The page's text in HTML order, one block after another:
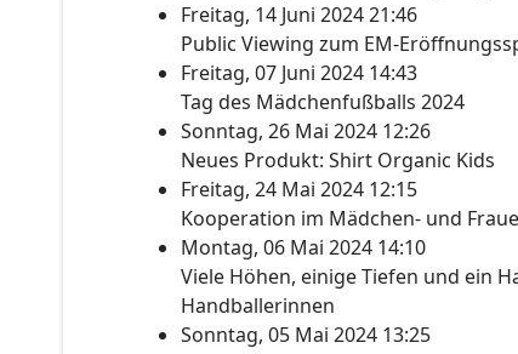
Freitag, 14 Juni 2024 21:46
Public Viewing zum EM-
Freitag, 07 Juni 2024 14:43
Tag des Mädchenfußballs 2024
Sonntag, 26 Mai 2024 12:26
Neues Produkt: Shirt Organic Kids
Freitag, 24 Mai 2024 12:15
Kooperation im Mädchen- und
Montag, 06 Mai 2024 14:10
Viele Höhen, einige Tiefen und ein
Handballerinnen
Sonntag, 05 Mai 2024 13:25